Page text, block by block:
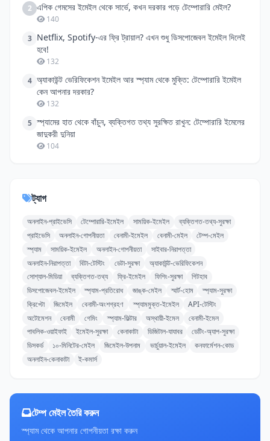
2 এপিক গেমসের ইমেইল থেকে সার্ভে, কখন দরকার পড়ে টেম্পোরারি মেইল?
140
3 Netflix, Spotify-এর ফ্রি ট্রায়াল? এখন শুধু ডিসপোজেবল ইমেইল দিলেই
হবে!
132
4 অ্যাকাউন্ট ভেরিফিকেশন ইমেইল আর স্প্যাম থেকে মুক্তি: টেম্পোরারি ইমেইল
কেন আপনার দরকার?
132
5 স্প্যামের হাত থেকে বাঁচুন, ব্যক্তিগত তথ্য সুরক্ষিত রাখুন: টেম্পোরারি ইমেলের
জাদুকরী দুনিয়া
104
ট্যাগ
অনলাইন-প্রাইভেসি টেম্পোরারি-ইমেইল সাময়িক-ইমেইল
ব্যক্তিগত-তথ্য-সুরক্ষা
প্রাইভেসি
অনলাইন-গোপনীয়তা বেনামী-ইমেইল বেনামী-মেইল
টেম্প-মেইল
স্প্যাম
সাময়িক-ইমেইল অনলাইন-গোপনীয়তা
সাইবার-নিরাপত্তা
অনলাইন-নিরাপত্তা
বিটা-টেস্টিং ডেটা-সুরক্ষা
অ্যাকাউন্ট-ভেরিফিকেশন
সোশ্যাল-মিডিয়া
ব্যক্তিগত-তথ্য ফ্রি-ইমেইল ফিশিং-সুরক্ষা
গিটহাব
ডিসপোজেবল-ইমেইল
স্প্যাম-প্রতিরোধ জাঙ্ক-মেইল স্মার্ট-হোম
স্প্যাম-সুরক্ষা
ক্রিপ্টো
জিমেইল বেনামী-অংশগ্রহণ স্প্যামমুক্ত-ইমেইল
API-টেস্টিং
অটোমেশন
বেনামী গেমিং স্প্যাম-ফিল্টার অস্থায়ী-ইমেল
বেনামী-ইমেল
পাবলিক-ওয়াইফাই
ইমেইল-সুরক্ষা কেনাকাটা ডিজিটাল-যাযাবর
ডেটিং-অ্যাপ-সুরক্ষা
ডিসকর্ড
১০-মিনিটের-মেইল জিমেইল-উপনাম ভার্চুয়াল-ইমেইল
কনফার্মেশন-কোড
অনলাইন-কেনাকাটা
ই-কমার্স
টেম্প মেইল তৈরি করুন
স্প্যাম থেকে আপনার গোপনীয়তা রক্ষা করুন